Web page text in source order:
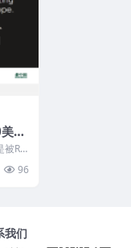
VP
被Ra
到
96
我们